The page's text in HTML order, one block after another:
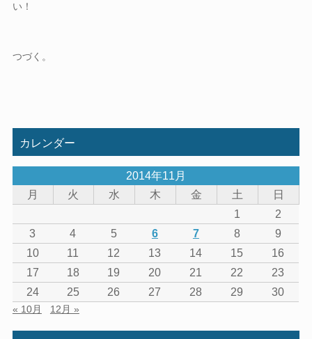
い！
つづく。
カレンダー
2014年11月
月
火 水 木 金 土
日
1
2
3
4 5 6 7 8
9
10
11 12 13 14 15
16
17
18 19 20 21 22
23
24
25 26 27 28 29 30
« 10月 12月 »